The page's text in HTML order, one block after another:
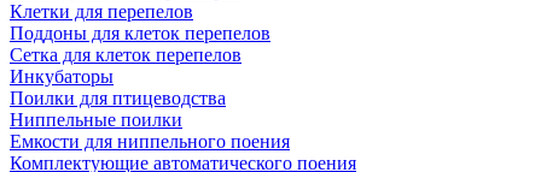
Клетки для перепелов
Поддоны для клеток перепелов
Сетка для клеток перепелов
Инкубаторы
Поилки для птицеводства
Ниппельные поилки
Емкости для ниппельного поения
Комплектующие автоматического поения